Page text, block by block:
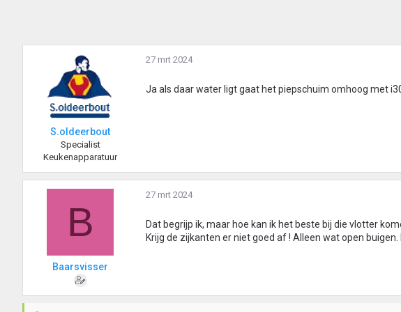
S.oldeerbout
Specialist
Keukenapparatuur
27 mrt 2024
Ja als daar water ligt gaat het piepschuim omhoog met
B
Baarsvisser
27 mrt 2024
Dat begrijp ik, maar hoe kan ik het beste bij die vlotter
Krijg de zijkanten er niet goed af ! Alleen wat open buigen.